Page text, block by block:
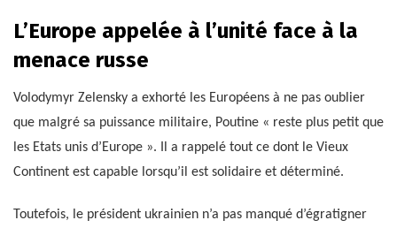
L’Europe appelée à l’unité face à la
menace russe
Volodymyr Zelensky a exhorté les Européens à ne pas oublier
que malgré sa puissance militaire, Poutine « reste plus petit que
les Etats unis d’Europe ». Il a rappelé tout ce dont le Vieux
Continent est capable lorsqu’il est solidaire et déterminé.
Toutefois, le président ukrainien n’a pas manqué d’égratigner